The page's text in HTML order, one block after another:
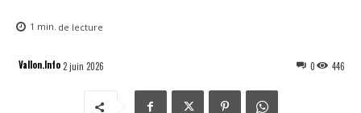
1 min. de lecture
Vallon.Info2 juin 2026 446
0